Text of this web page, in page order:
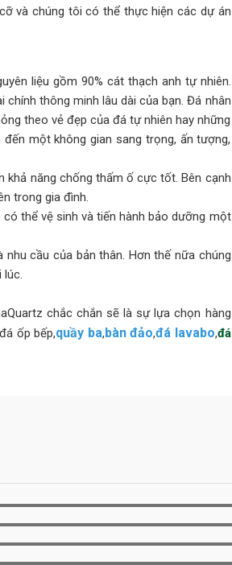
và chúng tôi có thể thực hiện các dự án
liệu gồm 90% cát thạch anh tự nhiên.
thông minh lâu dài của bạn. Đá nhân
theo vẻ đẹp của đá tự nhiên hay những
một không gian sang trọng, ấn tượng,
khả năng chống thấm ố cực tốt. Bên cạnh
trong gia đình.
thể vệ sinh và tiến hành bảo dưỡng một
cầu của bản thân. Hơn thế nữa chúng
lúc.
chắc chắn sẽ là sự lựa chọn hàng
ốp bếp,quầy ba,bàn đảo,đá lavabo,đá
quốc tế: NSF, SGS và ISO.
Châu Mỹ La Tinh, EU,… VinaQuartz trọng
Vì vậy, VinaQuartz đang nỗ lực trở
thế giới. Vinaquartz hiện là đối tác chiến
CÁCH